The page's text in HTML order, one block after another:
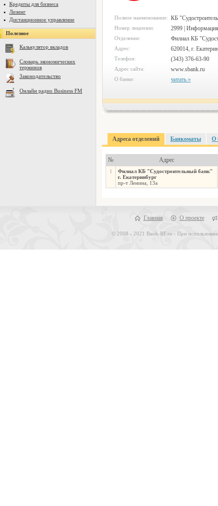
Кредиты для бизнеса
Лизинг
Дистанционное управление
Полезное
Калькулятор вкладов
Словарь экономических
терминов
Законодательство
Онлайн радио Business FM
Полное наименование: КБ
Номер лицензии: 2999 |
Отделение: Филиал КБ
Адрес: 620014, г.
Телефон: (343) 376-63-90
Адрес сайта: www.sbank.ru
О банке: читать »
Адреса отделений Банкоматы О
№ Адрес
1
Филиал КБ "Судостроительный банк"
г. Екатеринбург
пр-т Ленина, 13а
Главная О проекте
© 2008 - 2021 Bank-RF.ru - При